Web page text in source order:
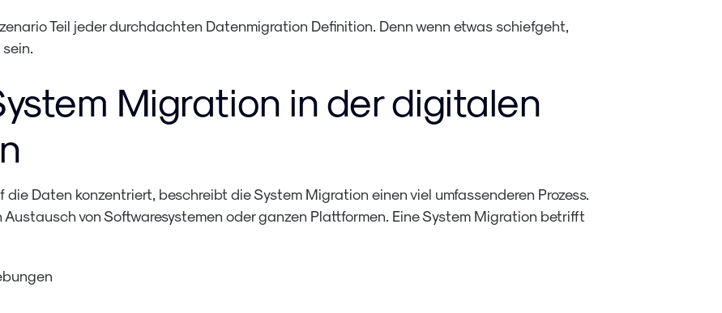
Teil jeder durchdachten Datenmigration Definition. Denn wenn etwas schiefgeht,
Migration in der digitalen
Daten konzentriert, beschreibt die System Migration einen viel umfassenderen Prozess.
von Softwaresystemen oder ganzen Plattformen. Eine System Migration betrifft